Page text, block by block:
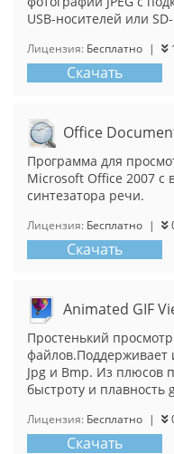
USB-носителей или
Лицензия: Бесплатно |
Скачать
Office
Программа для
Microsoft Office 2007 с
синтезатора речи.
Лицензия: Бесплатно |
Скачать
Animated GIF
Простенький
файлов.Поддерживает
Jpg и Bmp. Из плюсов
быстроту и плавность
Лицензия: Бесплатно |
Скачать